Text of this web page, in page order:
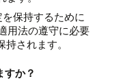
保持するために
用法の遵守に必要
されます。
すか？